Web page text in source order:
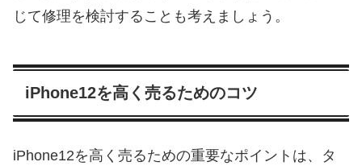
じて修理を検討することも考えましょう。
iPhone12を高く売るためのコツ
iPhone12を高く売るための重要なポイントは、タ